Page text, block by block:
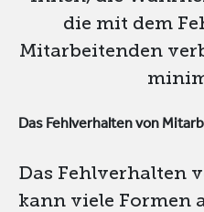
die mit dem
Mitarbeitenden
Das Fehlverhalten von
Das Fehlverhalten
kann viele Formen